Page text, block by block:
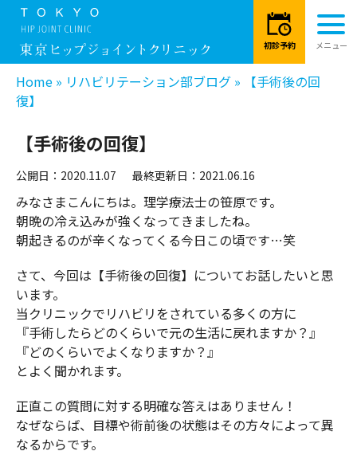
Home » リハビリテーション部ブログ »
【手術後の回
復】
【手術後の回復】
公開日：2020.11.07 最終更新日：2021.06.16
みなさまこんにちは。理学療法士の笹原です。
朝晩の冷え込みが強くなってきましたね。
朝起きるのが辛くなってくる今日この頃です…笑
さて、今回は【手術後の回復】についてお話したいと思
います。
当クリニックでリハビリをされている多くの方に
『手術したらどのくらいで元の生活に戻れますか？』
『どのくらいでよくなりますか？』
とよく聞かれます。
正直この質問に対する明確な答えはありません！
なぜならば、目標や術前後の状態はその方々によって異
なるからです。